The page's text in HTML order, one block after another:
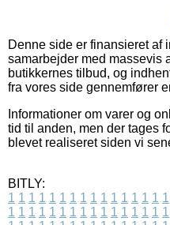
Denne side er finansieret af
samarbejder med massevis
butikkernes tilbud, og
fra vores side gennemfører
Informationer om varer og
tid til anden, men der tages
blevet realiseret siden vi
BITLY:
1 1 1 1 1 1 1 1 1 1 1 1 1 1 1 1
1 1 1 1 1 1 1 1 1 1 1 1 1 1 1 1